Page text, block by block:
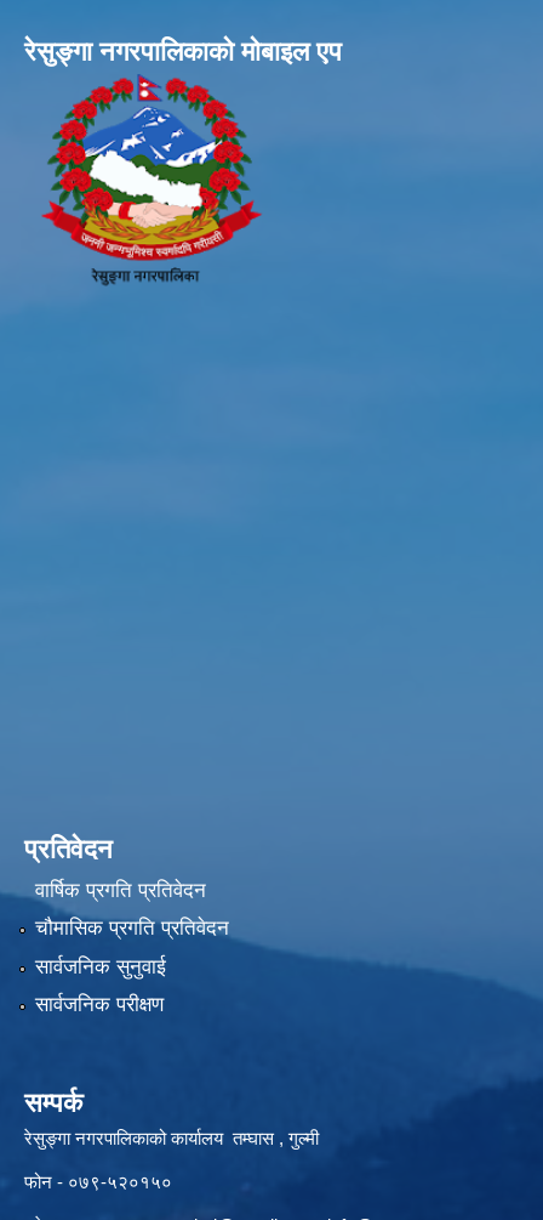
रेसुङ्गा नगरपालिकाकाे माेबाइल एप
प्रतिवेदन
वार्षिक प्रगति प्रतिवेदन
चौमासिक प्रगति प्रतिवेदन
सार्वजनिक सुनुवाई
सार्वजनिक परीक्षण
सम्पर्क
रेसुङ्गा नगरपालिकाको कार्यालय तम्घास , गुल्मी
फोन - ०७९-५२०१५०